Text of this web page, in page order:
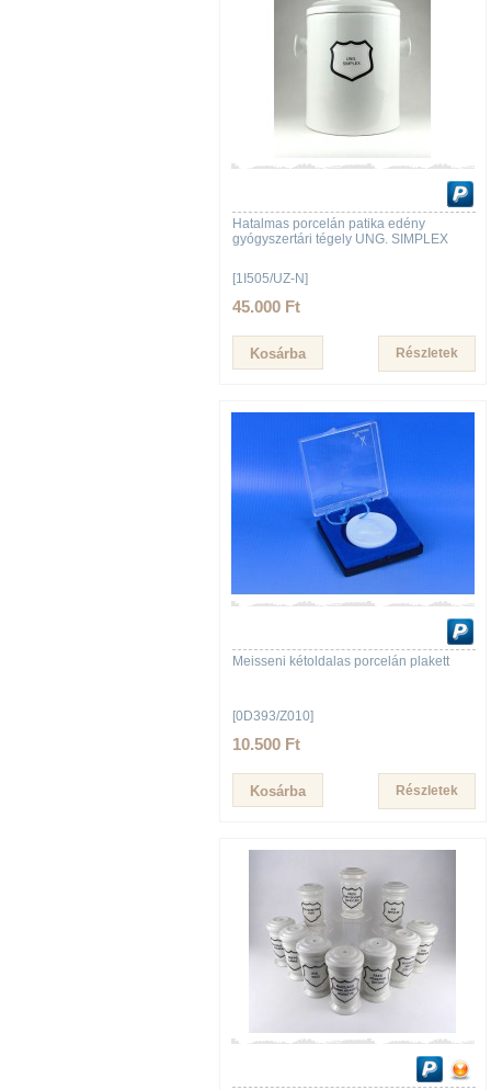
Hatalmas porcelán patika edény
gyógyszertári tégely UNG. SIMPLEX
[1I505/UZ-N]
45.000 Ft
Részletek
Meisseni kétoldalas porcelán plakett
[0D393/Z010]
10.500 Ft
Részletek